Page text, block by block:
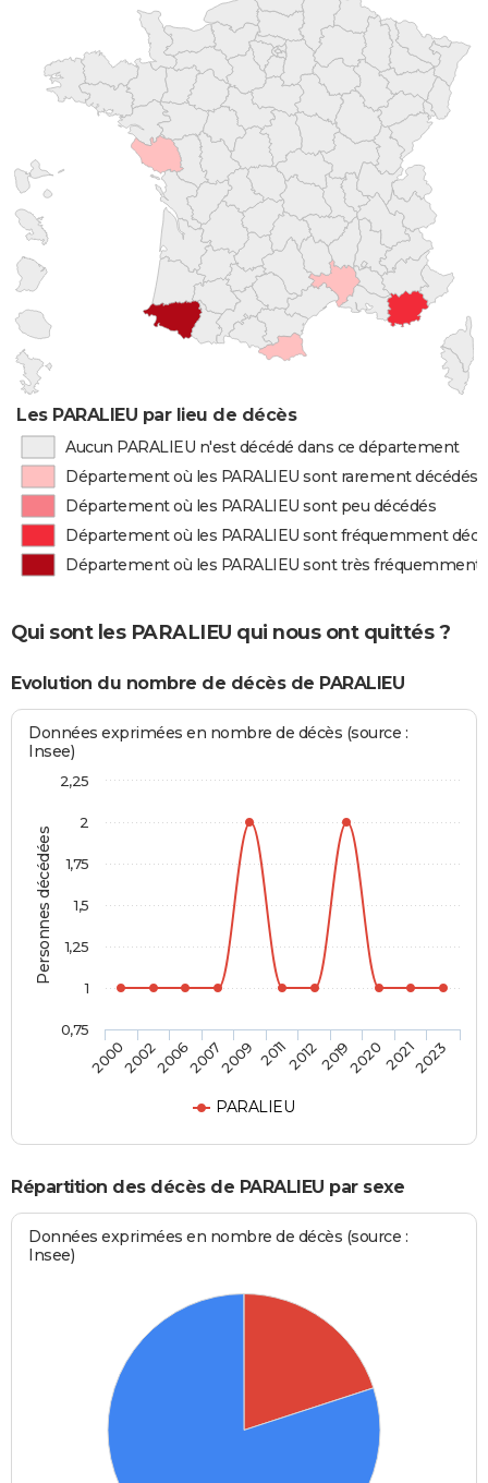
Les PARALIEU par lieu de décès
Aucun PARALIEU n'est décédé dans ce département
Département où les PARALIEU sont rarement décédés
Département où les PARALIEU sont peu décédés
Département où les PARALIEU sont fréquemment
Département où les PARALIEU sont très fréquemment
Qui sont les PARALIEU qui nous ont quittés ?
Evolution du nombre de décès de PARALIEU
Personnes décédées
Données exprimées en nombre de décès (source :
Insee)
PARALIEU
20002002200620072009 201120122019202020212023
0,75
1
1,25
1,5
1,75
2
2,25
Répartition des décès de PARALIEU par sexe
Données exprimées en nombre de décès (source :
Insee)